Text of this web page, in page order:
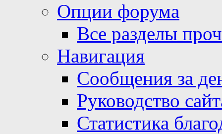
Опции форума
Все разделы
Навигация
Сообщения за
Руководство
Статистика